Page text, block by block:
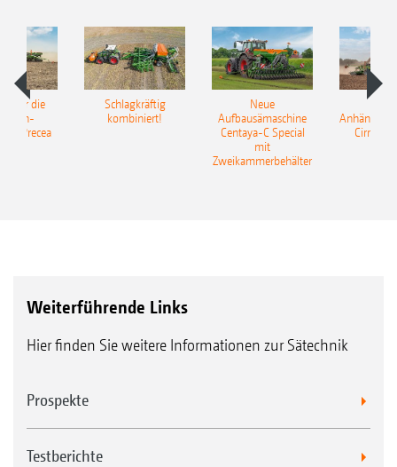
für die
Precea
Schlagkräftig
kombiniert!
Neue
Aufbausämaschine
Centaya-C Special
mit
Zweikammerbehälter
Cirrus
Weiterführende Links
Hier finden Sie weitere Informationen zur Sätechnik
Prospekte
Testberichte